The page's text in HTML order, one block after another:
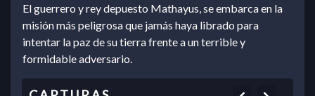
El guerrero y rey depuesto Mathayus, se embarca en la
misión más peligrosa que jamás haya librado para
intentar la paz de su tierra frente a un terrible y
formidable adversario.